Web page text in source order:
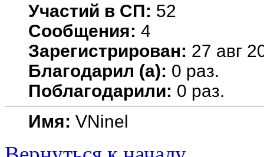
Участий в СП: 52
Сообщения: 4
Зарегистрирован: 27 авг
Благодарил (а): 0 раз.
Поблагодарили: 0 раз.
Имя: VNinel